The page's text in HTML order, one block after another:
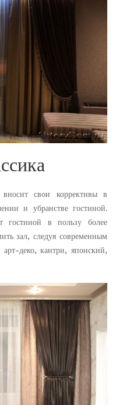
свои коррективы в
и убранстве гостиной.
гостиной в пользу более
зал, следуя современным
деко, кантри, японский,